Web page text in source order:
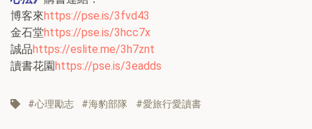
博客來https://pse.is/3fvd43
金石堂https://pse.is/3hcc7x
誠品https://eslite.me/3h7znt
讀書花園 https://pse.is/3eadds
心理勵志 海豹部隊 愛旅行愛讀書